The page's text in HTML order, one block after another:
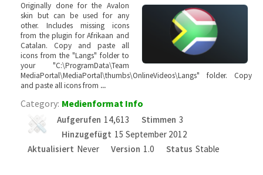
Originally done for the Avalon
skin but can be used for any
other. Includes missing icons
from the plugin for Afrikaan and
Catalan. Copy and paste all
icons from the "Langs" folder to
your "C:\ProgramData\Team
MediaPortal\MediaPortal\thumbs\OnlineVideos\Langs" folder. Copy
and paste all icons from ...
Category: Medienformat Info
Aufgerufen 14,613 Stimmen 3
Hinzugefügt 15 September 2012
Aktualisiert Never Version 1.0 Status Stable